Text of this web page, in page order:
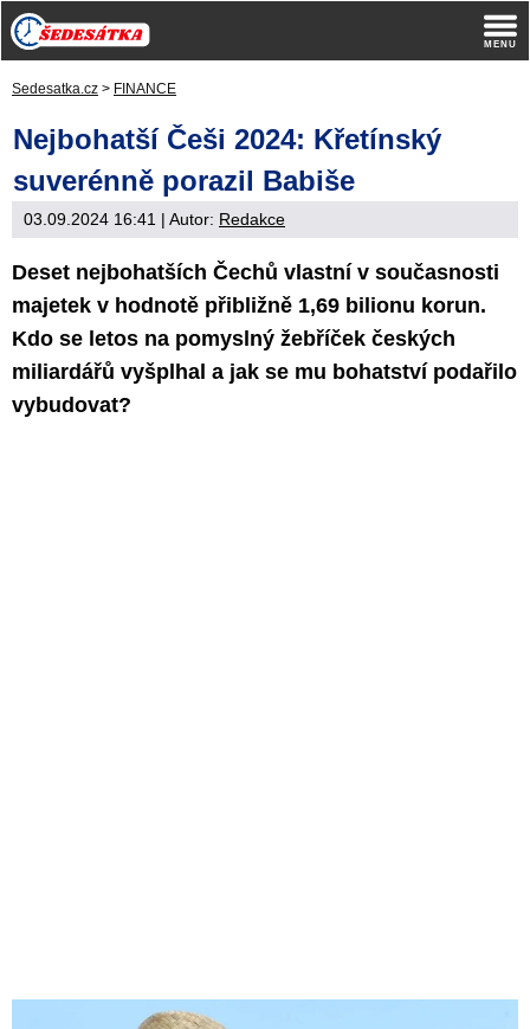
Sedesatka.cz > FINANCE
Nejbohatší Češi 2024: Křetínský
suverénně porazil Babiše
03.09.2024 16:41 | Autor: Redakce
Deset nejbohatších Čechů vlastní v současnosti
majetek v hodnotě přibližně 1,69 bilionu korun.
Kdo se letos na pomyslný žebříček českých
miliardářů vyšplhal a jak se mu bohatství podařilo
vybudovat?